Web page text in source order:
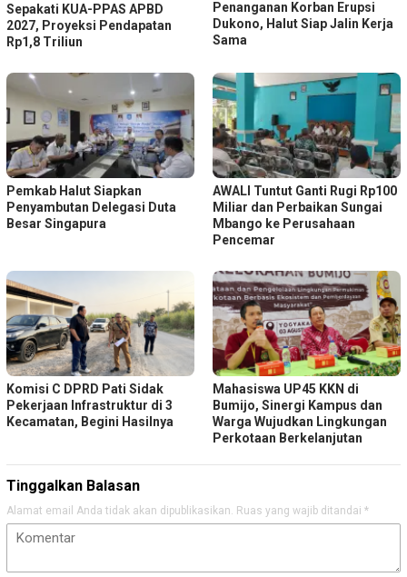
Sepakati KUA-PPAS APBD
2027, Proyeksi Pendapatan
Rp1,8 Triliun
Penanganan Korban Erupsi
Dukono, Halut Siap Jalin Kerja
Sama
Pemkab Halut Siapkan
Penyambutan Delegasi Duta
Besar Singapura
AWALI Tuntut Ganti Rugi Rp100
Miliar dan Perbaikan Sungai
Mbango ke Perusahaan
Pencemar
Komisi C DPRD Pati Sidak
Pekerjaan Infrastruktur di 3
Kecamatan, Begini Hasilnya
Mahasiswa UP45 KKN di
Bumijo, Sinergi Kampus dan
Warga Wujudkan Lingkungan
Perkotaan Berkelanjutan
Tinggalkan Balasan
Alamat email Anda tidak akan dipublikasikan. Ruas yang wajib ditandai *